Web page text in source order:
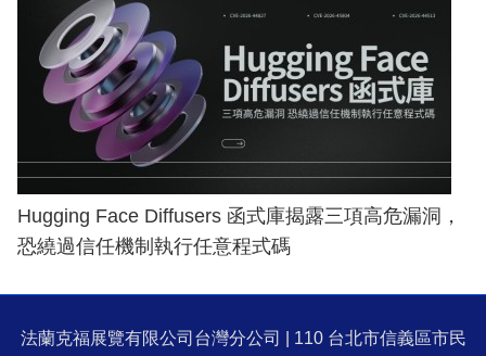
Hugging Face Diffusers 函式庫揭露三項高危漏洞，
恐繞過信任機制執行任意程式碼
法蘭克福展覽有限公司台灣分公司 | 110 台北市信義區市民